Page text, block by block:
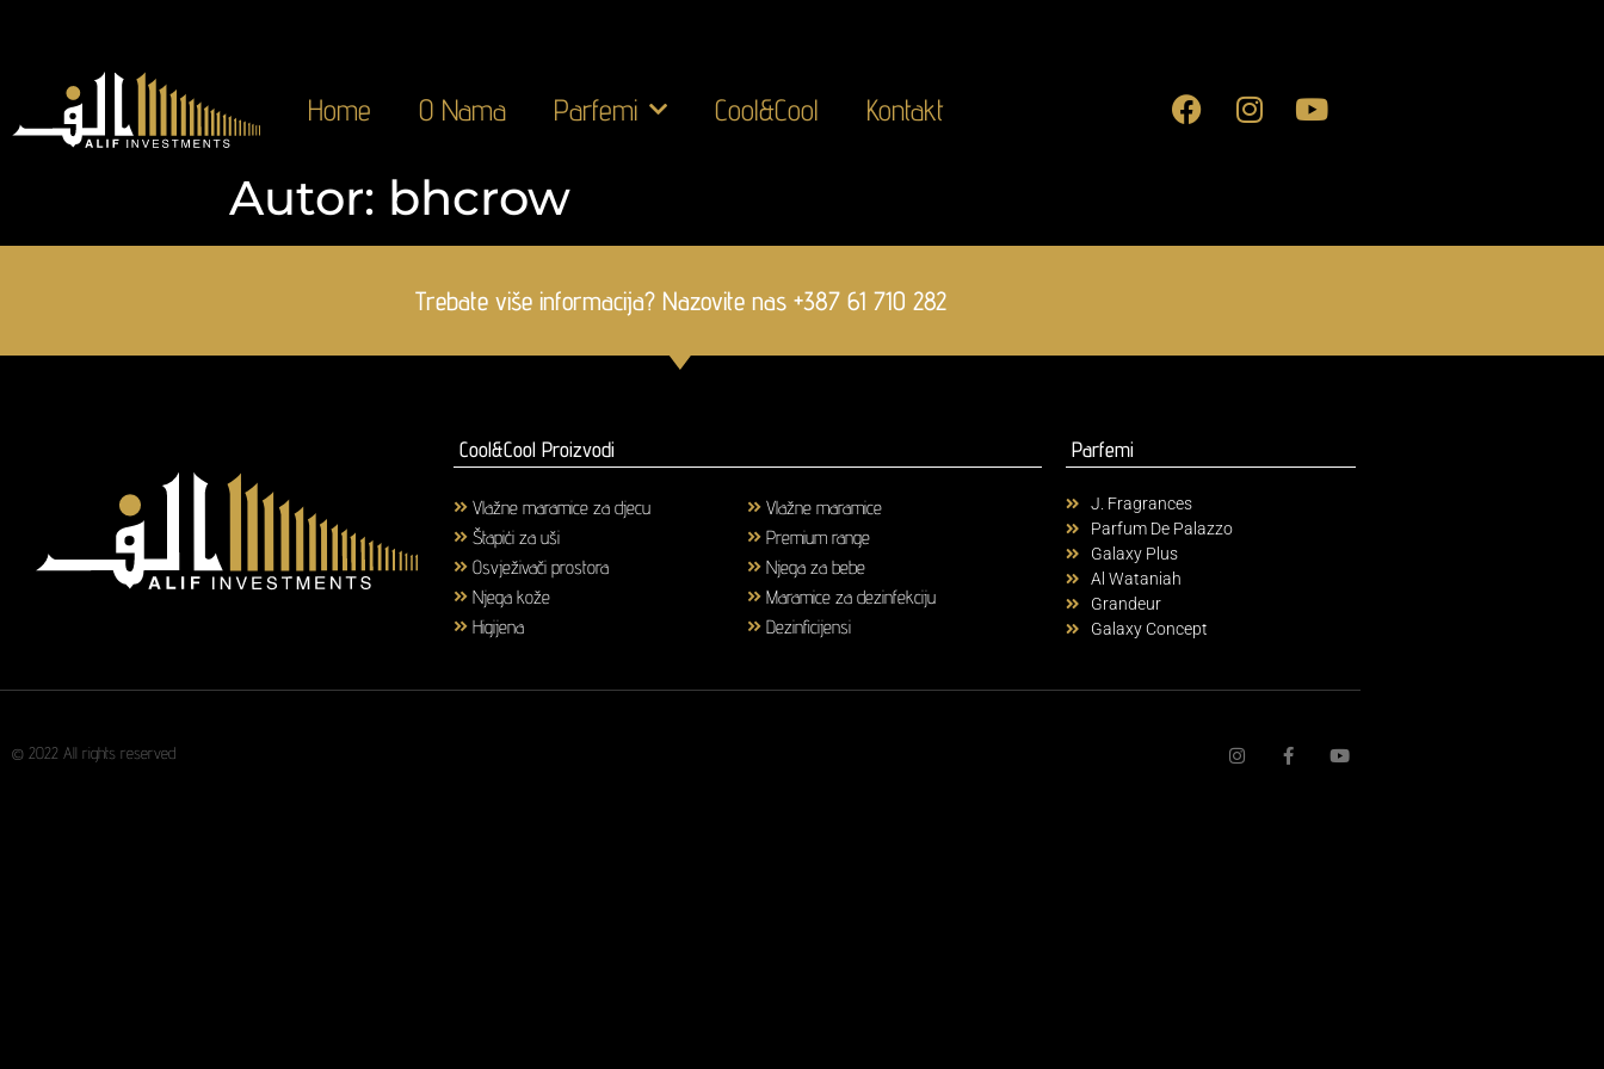
Home O Nama Parfemi Cool&Cool Kontakt
Autor: bhcrow
Trebate više informacija? Nazovite nas +387 61 710 282
Cool&Cool Proizvodi
Vlažne maramice za djecu Vlažne maramice
Štapići za uši
Premium range
Osvježivači prostora
Njega za bebe
Njega kože
Maramice za dezinfekciju
Higijena
Dezinficijensi
Parfemi
J. Fragrances
Parfum De Palazzo
Galaxy Plus
Al Wataniah
Grandeur
Galaxy Concept
© 2022 All rights reserved